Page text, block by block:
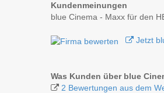
Kundenmeinungen
blue Cinema - Maxx für den
Jetzt
Was Kunden über blue
2 Bewertungen aus dem